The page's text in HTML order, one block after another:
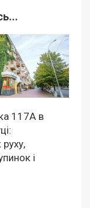
117А в
і